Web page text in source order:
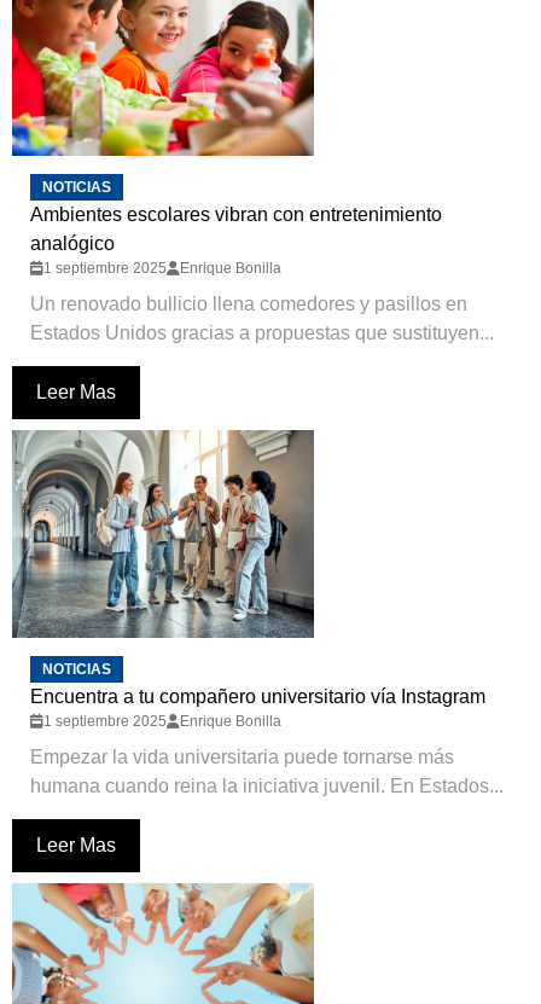
NOTICIAS
Ambientes escolares vibran con entretenimiento
analógico
1 septiembre 2025 Enrique Bonilla
Un renovado bullicio llena comedores y pasillos en
Estados Unidos gracias a propuestas que sustituyen...
Leer Mas
NOTICIAS
Encuentra a tu compañero universitario vía Instagram
1 septiembre 2025 Enrique Bonilla
Empezar la vida universitaria puede tornarse más
humana cuando reina la iniciativa juvenil. En Estados...
Leer Mas